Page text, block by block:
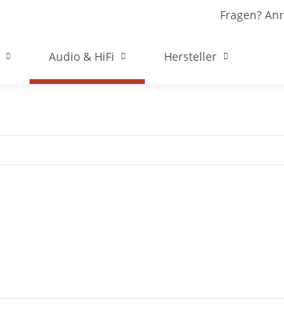
Fragen?
Audio & HiFi Hersteller